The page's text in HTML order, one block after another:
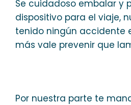
Se cuidadoso embalar y
dispositivo para el viaje,
tenido ningún accidente
más vale prevenir que
Por nuestra parte te